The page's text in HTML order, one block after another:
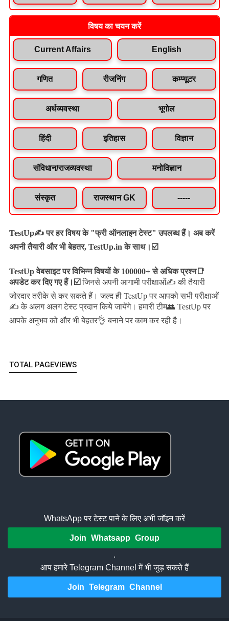
विषय का चयन करें
Current Affairs English
गणित रीजनिंग कम्प्यूटर
अर्थव्यवस्था भूगोल
हिंदी इतिहास विज्ञान
संविधान/राजव्यवस्था मनोविज्ञान
संस्कृत राजस्थान GK -----
TestUp✍️ पर हर विषय के "फ्री ऑनलाइन टेस्ट" उपलब्ध हैं। अब करें
अपनी तैयारी और भी बेहतर, TestUp.in के साथ।☑️
TestUp वेबसाइट पर विभिन्न विषयों के 100000+ से अधिक प्रश्न📑
अपडेट कर दिए गए हैं। ☑️ जिनसे अपनी आगामी परीक्षाओं✍️ की तैयारी
जोरदार तरीके से कर सकते हैं।जल्द ही TestUp पर आपको सभी परीक्षाओं
✍️ के अलग अलग टेस्ट प्रदान किये जायेंगे। हमारी टीम👥 TestUp पर
आपके अनुभव को और भी बेहतर👌 बनाने पर काम कर रही है।
TOTAL PAGEVIEWS
WhatsApp पर टेस्ट पाने के लिए अभी जॉइन करें
Join Whatsapp Group
.
आप हमारे Telegram Channel में भी जुड़ सकते हैं
Join Telegram Channel